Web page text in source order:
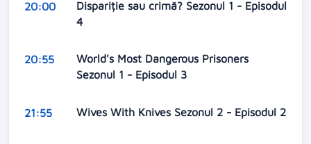
20:00
Dispariție sau crimă? Sezonul 1 - Episodul
4
20:55
World's Most Dangerous Prisoners
Sezonul 1 - Episodul 3
21:55 Wives With Knives Sezonul 2 - Episodul 2